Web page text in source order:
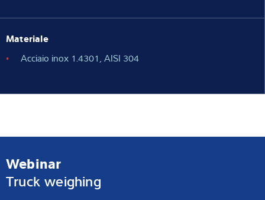
Materiale
Acciaio inox 1.4301, AISI 304
Webinar
Truck weighing